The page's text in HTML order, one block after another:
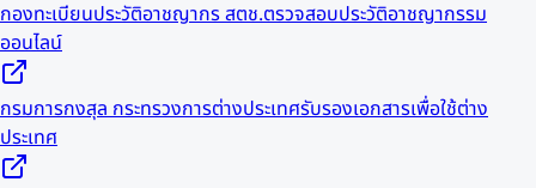
กองทะเบียนประวัติอาชญากร สตช.ตรวจสอบประวัติอาชญากรรม
ออนไลน์
กรมการกงสุล กระทรวงการต่างประเทศรับรองเอกสารเพื่อใช้ต่าง
ประเทศ